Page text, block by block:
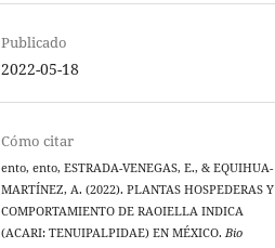
Publicado
2022-05-18
Cómo citar
ento, ento, ESTRADA-VENEGAS, E., & EQUIHUA-
MARTÍNEZ, A. (2022). PLANTAS HOSPEDERAS Y
COMPORTAMIENTO DE RAOIELLA INDICA
(ACARI: TENUIPALPIDAE) EN MÉXICO.Bio